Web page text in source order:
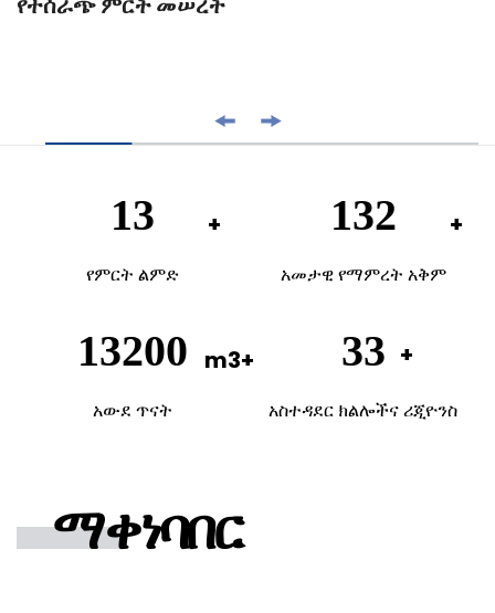
20
የምርት ልምድ
200
አመታዊ የማምረት አቅም
20000
አውደ ጥናት
50
አስተዳደር ክልሎችና ሪጂዮንስ
ማቀነባበር